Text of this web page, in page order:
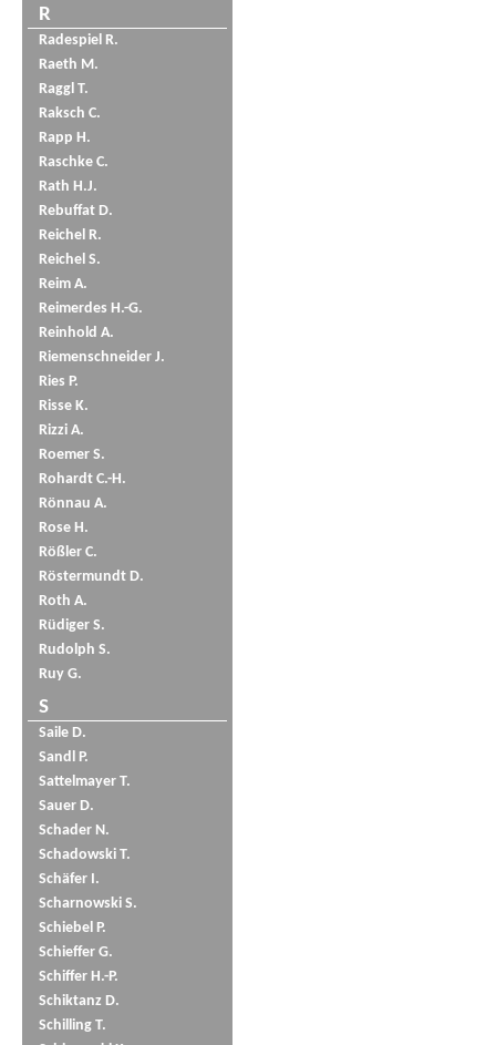
R
Radespiel R.
Raeth M.
Raggl T.
Raksch C.
Rapp H.
Raschke C.
Rath H.J.
Rebuffat D.
Reichel R.
Reichel S.
Reim A.
Reimerdes H.-G.
Reinhold A.
Riemenschneider J.
Ries P.
Risse K.
Rizzi A.
Roemer S.
Rohardt C.-H.
Rönnau A.
Rose H.
Rößler C.
Röstermundt D.
Roth A.
Rüdiger S.
Rudolph S.
Ruy G.
S
Saile D.
Sandl P.
Sattelmayer T.
Sauer D.
Schader N.
Schadowski T.
Schäfer I.
Scharnowski S.
Schiebel P.
Schieffer G.
Schiffer H.-P.
Schiktanz D.
Schilling T.